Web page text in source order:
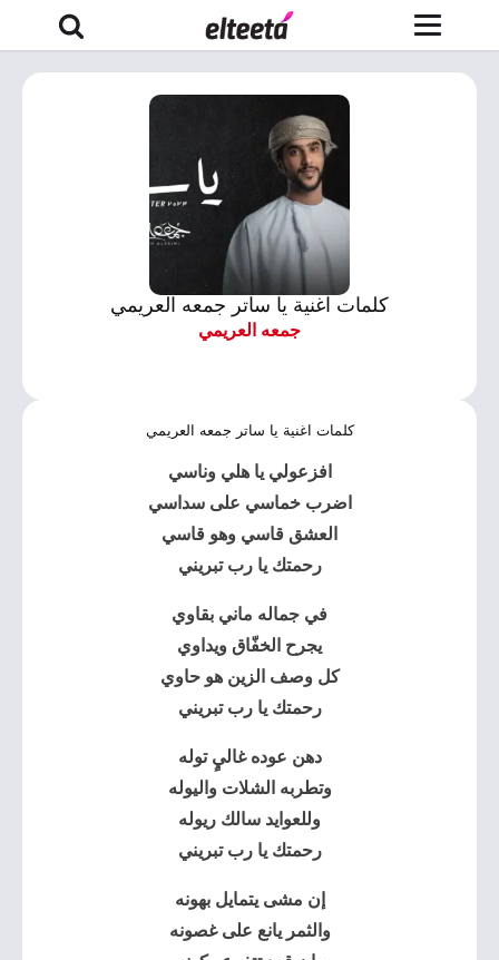
كلمات اغنية يا ساتر جمعه العريمي
جمعه العريمي
كلمات اغنية يا ساتر جمعه العريمي
افزعولي يا هلي وناسي
اضرب خماسي على سداسي
العشق قاسي وهو قاسي
رحمتك يا رب تبريني
في جماله ماني بقاوي
يجرح الخفّاق ويداوي
كل وصف الزين هو حاوي
رحمتك يا رب تبريني
دهن عوده غاليٍ توله
وتطربه الشلات واليوله
وللعوايد سالك ريوله
رحمتك يا رب تبريني
إن مشى يتمايل بهونه
والثمر يانع على غصونه